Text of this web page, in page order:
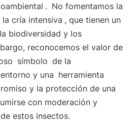
. No fomentamos la
cría intensiva , que tienen un
biodiversidad y los
reconocemos el valor de
símbolo de la
y una herramienta
y la protección de una
con moderación y
estos insectos.